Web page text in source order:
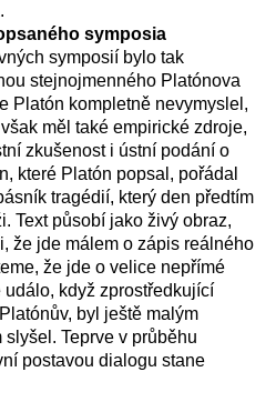
symposia
symposií bylo tak
stejnojmenného Platónova
Platón kompletně nevymyslel,
měl také empirické zdroje,
zkušenost i ústní podání o
které Platón popsal, pořádal
tragédií, který den předtím
Text působí jako živý obraz,
že jde málem o zápis reálného
že jde o velice nepřímé
když zprostředkující
byl ještě malým
Teprve v průběhu
postavou dialogu stane